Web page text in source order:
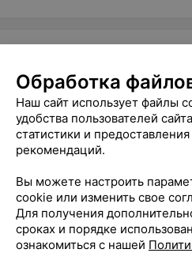
Обработка
Наш сайт использует файлы
удобства пользователей
статистики и
рекомендаций.
Вы можете настроить
cookie или изменить свое
Для получения
сроках и порядке
ознакомиться с нашей